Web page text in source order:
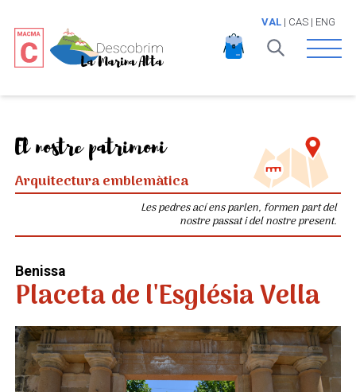
VAL| CAS| ENG
Open
El nostre patrimoni
Arquitectura emblemàtica
Les pedres ací ens parlen, formen part del
nostre passat i del nostre present.
Benissa
Placeta de l'Església Vella